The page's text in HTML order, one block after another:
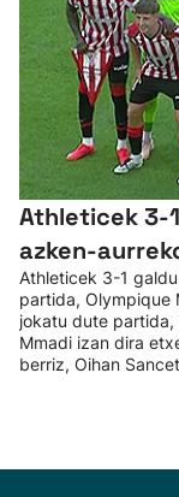
Athleticek 3-
azken-
Athleticek 3-1
partida, Olympique
jokatu dute partida,
Mmadi izan dira
berriz, Oihan